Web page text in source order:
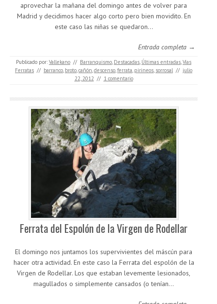
aprovechar la mañana del domingo antes de volver para
Madrid y decidimos hacer algo corto pero bien movidito. En
este caso las niñas se quedaron…
Entrada completa →
Publicado por: Vallekano // Barranquismo Destacadas Últimas entradas Vías
Ferratas // barranco broto cañón descenso ferrata pirineos sorrosal // julio
22, 2012 // 1 comentario
Ferrata del Espolón de la Virgen de Rodellar
El domingo nos juntamos los supervivientes del máscún para
hacer otra actividad. En este caso la Ferrata del espolón de la
Virgen de Rodellar. Los que estaban levemente lesionados,
magullados o simplemente cansados (o tenían…